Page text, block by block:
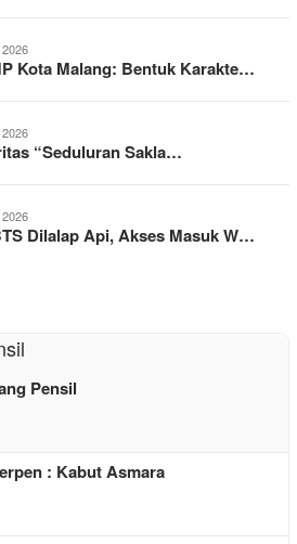
Kota Malang: Bentuk Karakte…
“Seduluran Sakla…
Dilalap Api, Akses Masuk W…
Pensil
: Kabut Asmara